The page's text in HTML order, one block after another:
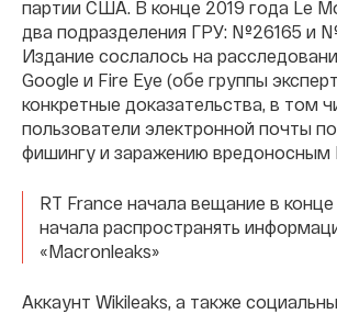
партии США. В конце 2019 года Le
два подразделения ГРУ: №26165 и
Издание сослалось на
Google и Fire Eye (обе группы
конкретные доказательства, в том
пользователи электронной почты
фишингу и заражению вредоносным
RT France начала вещание в конце
начала распространять
«Macronleaks»
Аккаунт Wikileaks, а также